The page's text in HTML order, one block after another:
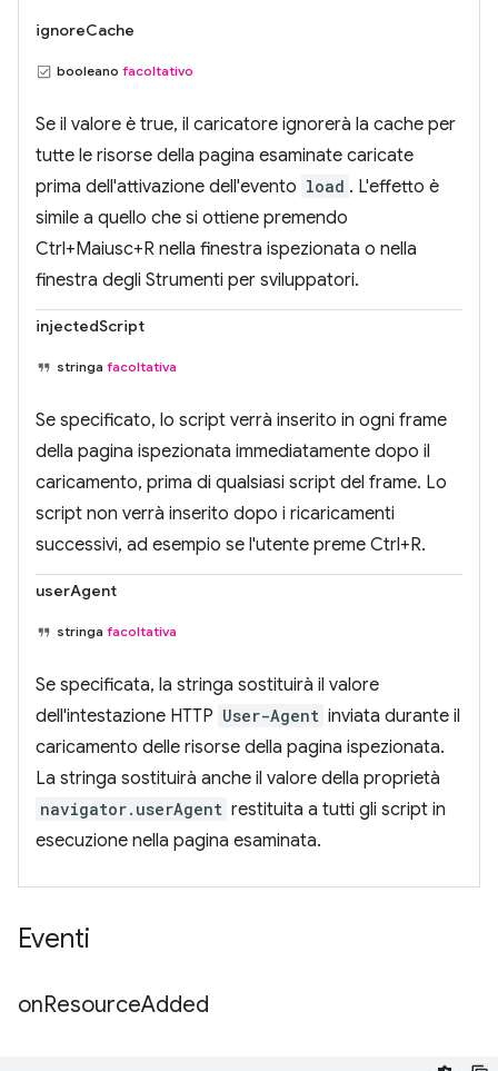
ignoreCache
booleano facoltativo
Se il valore è true, il caricatore ignorerà la cache per
tutte le risorse della pagina esaminate caricate
prima dell'attivazione dell'evento load . L'effetto è
simile a quello che si ottiene premendo
Ctrl+Maiusc+R nella finestra ispezionata o nella
finestra degli Strumenti per sviluppatori.
injectedScript
stringa facoltativa
Se specificato, lo script verrà inserito in ogni frame
della pagina ispezionata immediatamente dopo il
caricamento, prima di qualsiasi script del frame. Lo
script non verrà inserito dopo i ricaricamenti
successivi, ad esempio se l'utente preme Ctrl+R.
userAgent
stringa facoltativa
Se specificata, la stringa sostituirà il valore
dell'intestazione HTTP User-Agent inviata durante il
caricamento delle risorse della pagina ispezionata.
La stringa sostituirà anche il valore della proprietà
navigator.userAgent restituita a tutti gli script in
esecuzione nella pagina esaminata.
Eventi
onResourceAdded